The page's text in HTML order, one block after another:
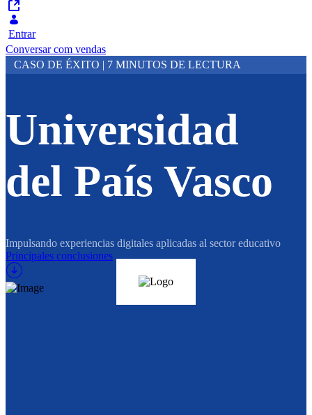
Entrar
Conversar com vendas
CASO DE ÉXITO | 7 MINUTOS DE LECTURA
Universidad
del País Vasco
Impulsando experiencias digitales aplicadas al sector educativo
Principales conclusiones